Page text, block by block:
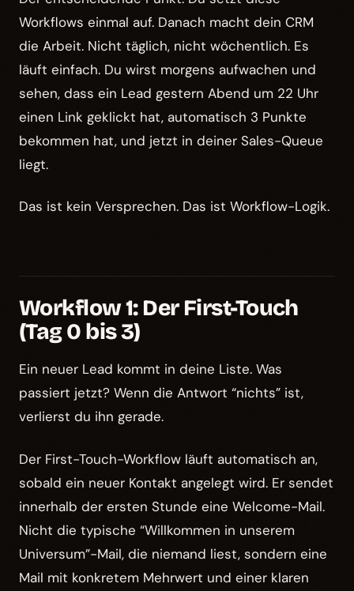
Workflows einmal auf. Danach macht dein CRM
die Arbeit. Nicht täglich, nicht wöchentlich. Es
läuft einfach. Du wirst morgens aufwachen und
sehen, dass ein Lead gestern Abend um 22 Uhr
einen Link geklickt hat, automatisch 3 Punkte
bekommen hat, und jetzt in deiner Sales-Queue
liegt.
Das ist kein Versprechen. Das ist Workflow-Logik.
Workflow 1: Der First-Touch
(Tag 0 bis 3)
Ein neuer Lead kommt in deine Liste. Was
passiert jetzt? Wenn die Antwort “nichts” ist,
verlierst du ihn gerade.
Der First-Touch-Workflow läuft automatisch an,
sobald ein neuer Kontakt angelegt wird. Er sendet
innerhalb der ersten Stunde eine Welcome-Mail.
Nicht die typische “Willkommen in unserem
Universum”-Mail, die niemand liest, sondern eine
Mail mit konkretem Mehrwert und einer klaren